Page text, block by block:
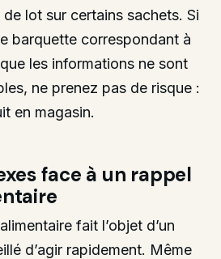
lot sur certains sachets. Si
barquette correspondant à
les informations ne sont
ne prenez pas de risque :
en magasin.
face à un rappel
fait l’objet d’un
d’agir rapidement. Même